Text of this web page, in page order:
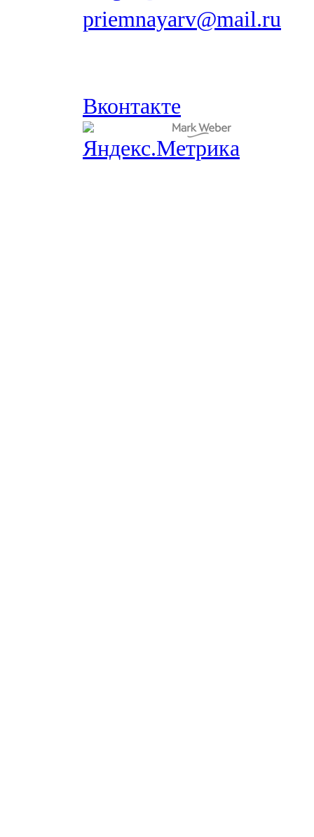
priemnayarv@mail.ru
Вконтакте